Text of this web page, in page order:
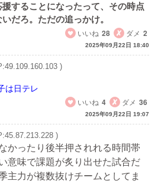
することになったって、その時点
だろ。ただの追っかけ。
いいね 28 ダメ 2
2025年09月22日 18:40
)
は日テレ
いいね 4 ダメ 36
2025年09月22日 19:07
)
かったり後半押されれる時間帯
意味で課題が炙り出せた試合だ
主力が複数抜けチームとしてま